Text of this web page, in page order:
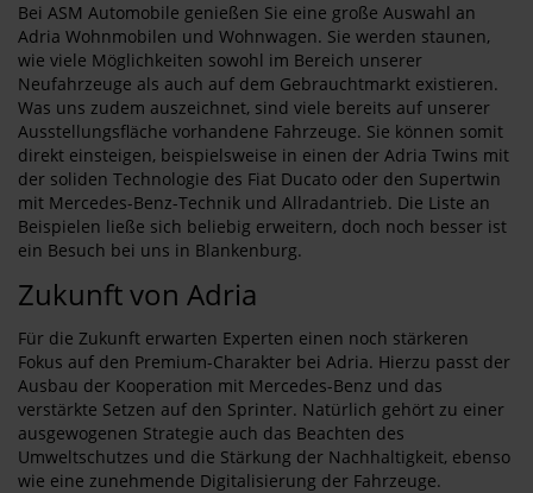
Bei ASM Automobile genießen Sie eine große Auswahl an
Adria Wohnmobilen und Wohnwagen. Sie werden staunen,
wie viele Möglichkeiten sowohl im Bereich unserer
Neufahrzeuge als auch auf dem Gebrauchtmarkt existieren.
Was uns zudem auszeichnet, sind viele bereits auf unserer
Ausstellungsfläche vorhandene Fahrzeuge. Sie können somit
direkt einsteigen, beispielsweise in einen der Adria Twins mit
der soliden Technologie des Fiat Ducato oder den Supertwin
mit Mercedes-Benz-Technik und Allradantrieb. Die Liste an
Beispielen ließe sich beliebig erweitern, doch noch besser ist
ein Besuch bei uns in Blankenburg.
Zukunft von Adria
Für die Zukunft erwarten Experten einen noch stärkeren
Fokus auf den Premium-Charakter bei Adria. Hierzu passt der
Ausbau der Kooperation mit Mercedes-Benz und das
verstärkte Setzen auf den Sprinter. Natürlich gehört zu einer
ausgewogenen Strategie auch das Beachten des
Umweltschutzes und die Stärkung der Nachhaltigkeit, ebenso
wie eine zunehmende Digitalisierung der Fahrzeuge.